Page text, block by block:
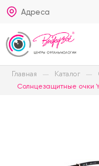
Адреса
Главная Каталог
Солнцезащитные очки